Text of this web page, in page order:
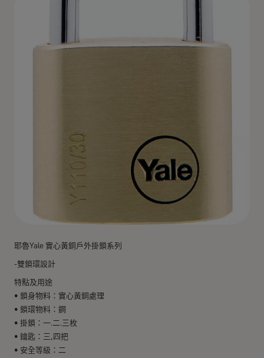
耶魯Yale 實心黃銅戶外掛鎖系列
-雙鎖環設計
特點及用途
• 鎖身物料：實心黃銅處理
• 鎖環物料：鋼
• 掛鎖：一.二.三枚
• 鑰匙：三,四把
• 安全等級：二